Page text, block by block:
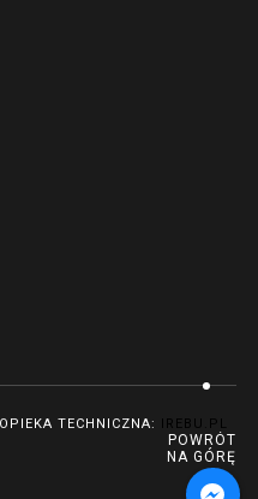
TECHNICZNA: IREBU.PL
POWRÓT
NA GÓRĘ